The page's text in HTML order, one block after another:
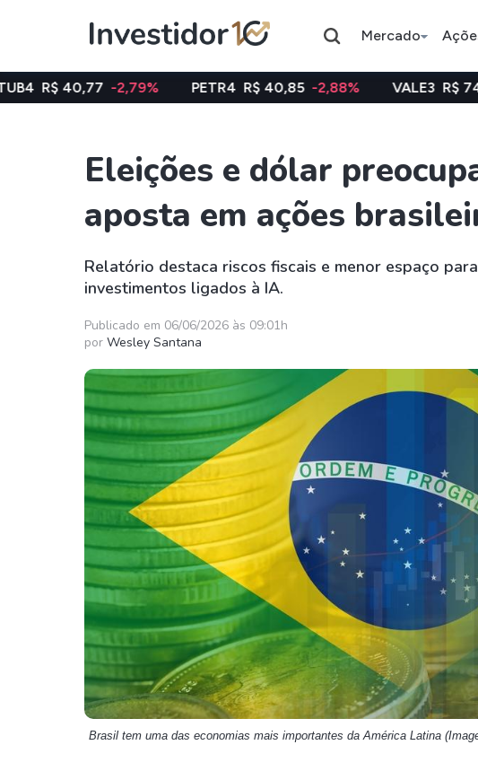
Mercado
Assuntos do momento
Índice
Ibovespa
Ação
Petrobras
Ação
Bradesco
Ações
Taesa
Itausa
Ambev
Weg
Klabin
Petrobrás
Ver todos
FIIs
XPML11
XPLG11
KNRI11
KNCR11
Ver todos
HASH11
Ver todos
-2,79% PETR4 R$ 40,85 -2,88% VALE3 R$ 74,97 -0,58%
Eleições e dólar
aposta em ações
Relatório destaca riscos fiscais e menor espaço
investimentos ligados à IA.
Publicado em 06/06/2026 às 09:01h
por Wesley Santana
Brasil tem uma das economias mais importantes da América Latina